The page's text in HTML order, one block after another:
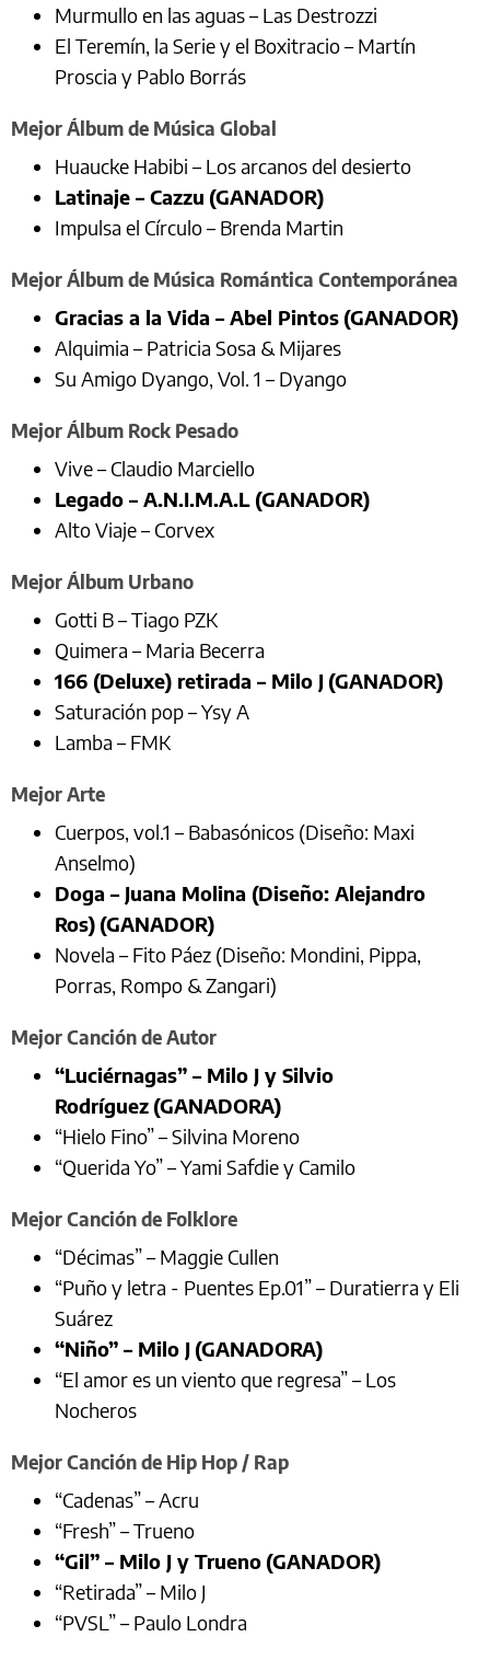
Murmullo en las aguas – Las Destrozzi
El Teremín, la Serie y el Boxitracio – Martín
Proscia y Pablo Borrás
Mejor Álbum de Música Global
Huaucke Habibi – Los arcanos del desierto
Latinaje – Cazzu (GANADOR)
Impulsa el Círculo – Brenda Martin
Mejor Álbum de Música Romántica Contemporánea
Gracias a la Vida – Abel Pintos (GANADOR)
Alquimia – Patricia Sosa & Mijares
Su Amigo Dyango, Vol. 1 – Dyango
Mejor Álbum Rock Pesado
Vive – Claudio Marciello
Legado – A.N.I.M.A.L (GANADOR)
Alto Viaje – Corvex
Mejor Álbum Urbano
Gotti B – Tiago PZK
Quimera – Maria Becerra
166 (Deluxe) retirada – Milo J (GANADOR)
Saturación pop – Ysy A
Lamba – FMK
Mejor Arte
Cuerpos, vol.1 – Babasónicos (Diseño: Maxi
Anselmo)
Doga – Juana Molina (Diseño: Alejandro
Ros) (GANADOR)
Novela – Fito Páez (Diseño: Mondini, Pippa,
Porras, Rompo & Zangari)
Mejor Canción de Autor
“Luciérnagas” – Milo J y Silvio
Rodríguez (GANADORA)
“Hielo Fino” – Silvina Moreno
“Querida Yo” – Yami Safdie y Camilo
Mejor Canción de Folklore
“Décimas” – Maggie Cullen
“Puño y letra - Puentes Ep.01” – Duratierra y Eli
Suárez
“Niño” – Milo J (GANADORA)
“El amor es un viento que regresa” – Los
Nocheros
Mejor Canción de Hip Hop / Rap
“Cadenas” – Acru
“Fresh” – Trueno
“Gil” – Milo J y Trueno (GANADOR)
“Retirada” – Milo J
“PVSL” – Paulo Londra